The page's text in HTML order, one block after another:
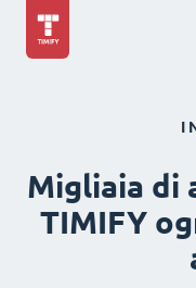
I
Migliaia di
TIMIFY